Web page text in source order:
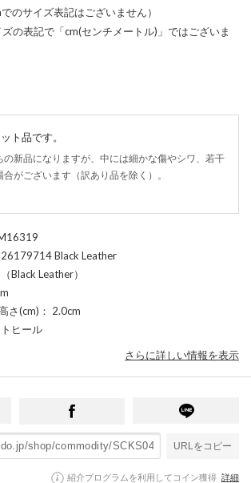
のサイズ表記はございません）
の表記で「cm(センチメートル)」ではございま
ト品です。
の新品になりますが、中には細かな傷やシワ、若干
がございます（訳あり品を除く）。
26179714 Black Leather
Black Leather）
さ(cm) ： 2.0cm
トヒール
さらに詳しい情報を表示
URLをコピー
紹介プログラムを利用してコイン獲得 詳細